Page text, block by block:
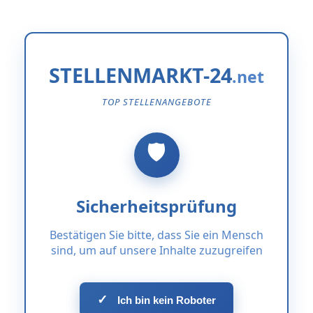
STELLENMARKT-24
TOP STELLENANGEBOTE
Sicherheitsprüfung
Bestätigen Sie bitte, dass Sie ein Mensch
sind, um auf unsere Inhalte zuzugreifen
✓ Ich bin kein Roboter